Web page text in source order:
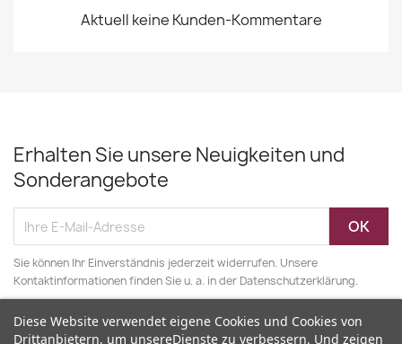
Aktuell keine Kunden-Kommentare
Erhalten Sie unsere Neuigkeiten und
Sonderangebote
Sie können Ihr Einverständnis jederzeit widerrufen. Unsere
Kontaktinformationen finden Sie u. a. in der Datenschutzerklärung.
Diese Website verwendet eigene Cookies und Cookies von
Drittanbietern, um unsereDienste zu verbessern. Und zeigen